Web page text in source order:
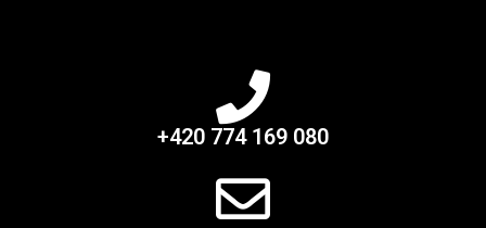
+420 774 169 080